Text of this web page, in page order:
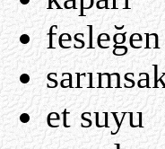
fesleğen
et suyu